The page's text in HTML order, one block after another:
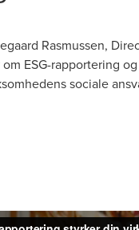
Rasmussen,
ESG-rapportering
sociale